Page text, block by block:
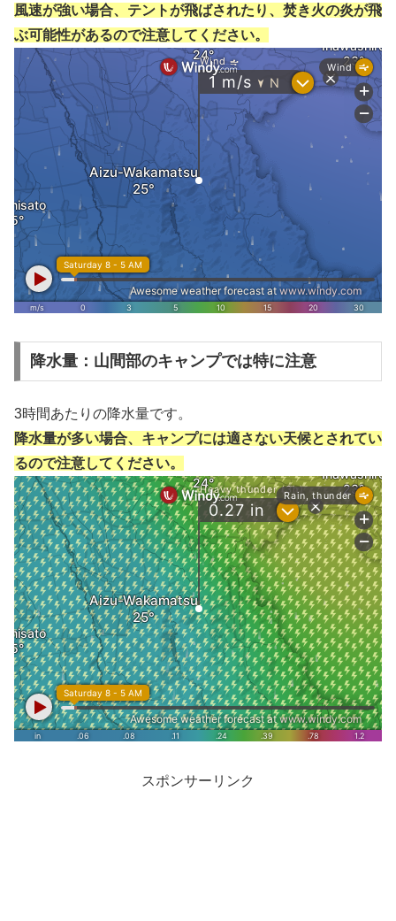
風速が強い場合、テントが飛ばされたり、焚き火の炎が飛
ぶ可能性があるので注意してください。
降水量：山間部のキャンプでは特に注意
3時間あたりの降水量です。
降水量が多い場合、キャンプには適さない天候とされてい
るので注意してください。
スポンサーリンク